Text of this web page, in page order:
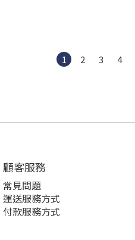
1 2 3 4
顧客服務
常見問題
運送服務方式
付款服務方式